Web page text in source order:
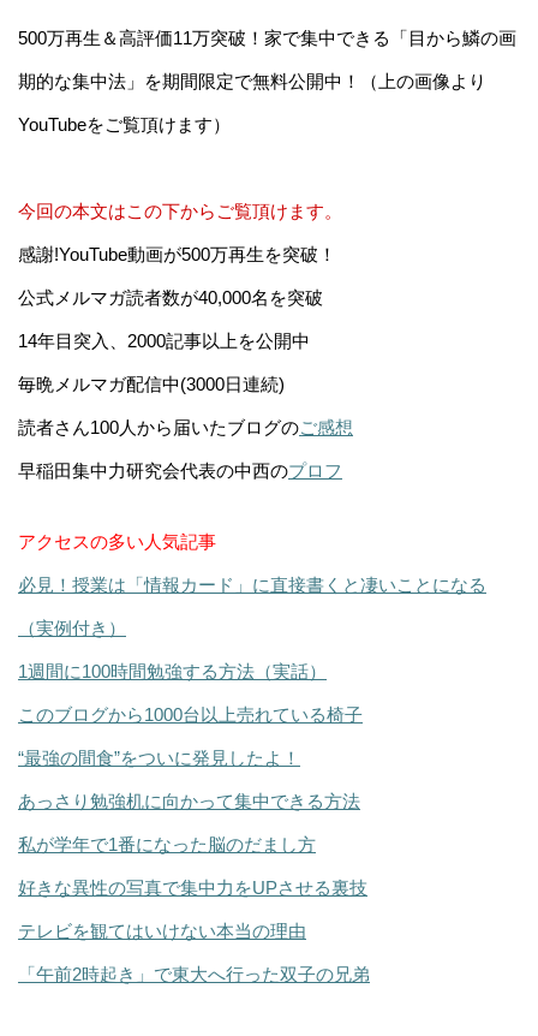
500万再生＆高評価11万突破！家で集中できる「目から鱗の画
期的な集中法」を期間限定で無料公開中！（上の画像より
YouTubeをご覧頂けます）
今回の本文はこの下からご覧頂けます。
感謝!YouTube動画が500万再生を突破！
公式メルマガ読者数が40,000名を突破
14年目突入、2000記事以上を公開中
毎晩メルマガ配信中(3000日連続)
読者さん100人から届いたブログのご感想
早稲田集中力研究会代表の中西のプロフ
アクセスの多い人気記事
必見！授業は「情報カード」に直接書くと凄いことになる
（実例付き）
1週間に100時間勉強する方法（実話）
このブログから1000台以上売れている椅子
“最強の間食”をついに発見したよ！
あっさり勉強机に向かって集中できる方法
私が学年で1番になった脳のだまし方
好きな異性の写真で集中力をUPさせる裏技
テレビを観てはいけない本当の理由
「午前2時起き」で東大へ行った双子の兄弟